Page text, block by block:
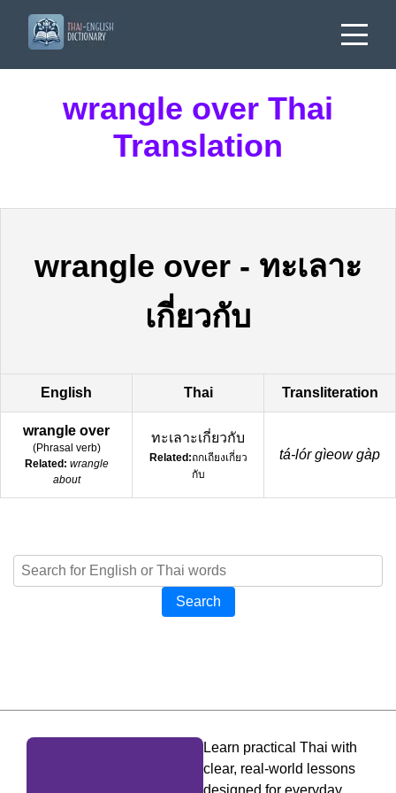
wrangle over Thai
Translation
wrangle over - ทะเลาะ
เกี่ยวกับ
English Thai Transliteration
wrangle over
(Phrasal verb)
Related: wrangle
about
ทะเลาะเกี่ยวกับ
Related:ถกเถียงเกี่ยว
กับ
tá-lór gìeow gàp
Search
Learn practical Thai with
clear, real-world lessons
designed for everyday